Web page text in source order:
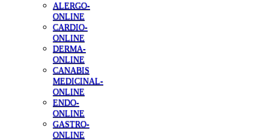
ALERGO-
ONLINE
CARDIO-
ONLINE
DERMA-
ONLINE
CANABIS
MEDICINAL-
ONLINE
ENDO-
ONLINE
GASTRO-
ONLINE